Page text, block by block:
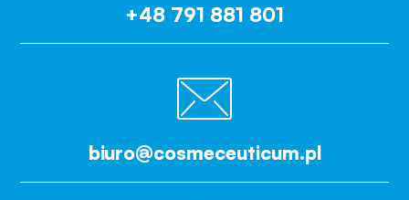
+48 791 881 801
biuro@cosmeceuticum.pl